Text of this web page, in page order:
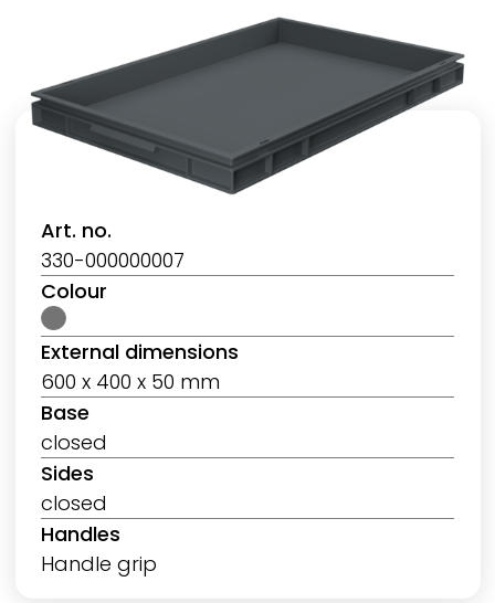
Art. no.
330-000000007
Colour
External dimensions
600 x 400 x 50 mm
Base
closed
Sides
closed
Handles
Handle grip